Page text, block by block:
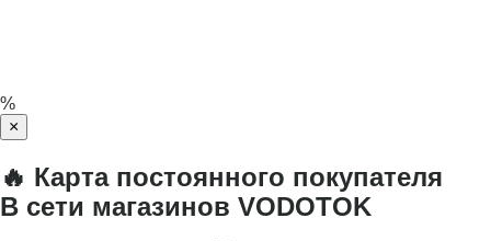
%
×
🔥 Карта постоянного покупателя
В сети магазинов VODOTOK